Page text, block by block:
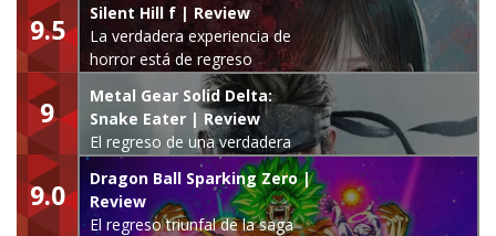
9.5
Silent Hill f | Review
La verdadera experiencia de
horror está de regreso
9
Metal Gear Solid Delta:
Snake Eater | Review
El regreso de una verdadera
leyenda
9.0
Dragon Ball Sparking Zero |
Review
El regreso triunfal de la saga